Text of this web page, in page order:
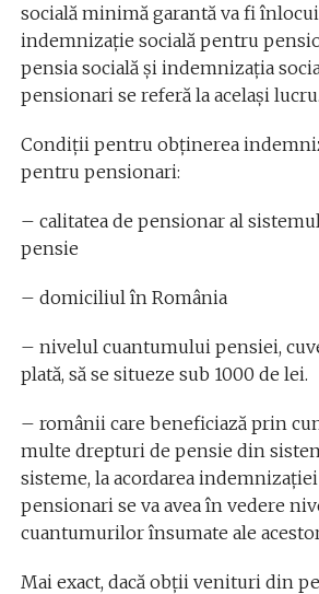
socială minimă garantă va fi
indemnizație socială pentru
pensia socială și indemnizația
pensionari se referă la același lucru.
Condiții pentru obținerea
pentru pensionari:
– calitatea de pensionar al
pensie
– domiciliul în România
– nivelul cuantumului pensiei,
plată, să se situeze sub 1000 de lei.
– românii care beneficiază prin
multe drepturi de pensie din
sisteme, la acordarea
pensionari se va avea în vedere
cuantumurilor însumate ale
Mai exact, dacă obții venituri din